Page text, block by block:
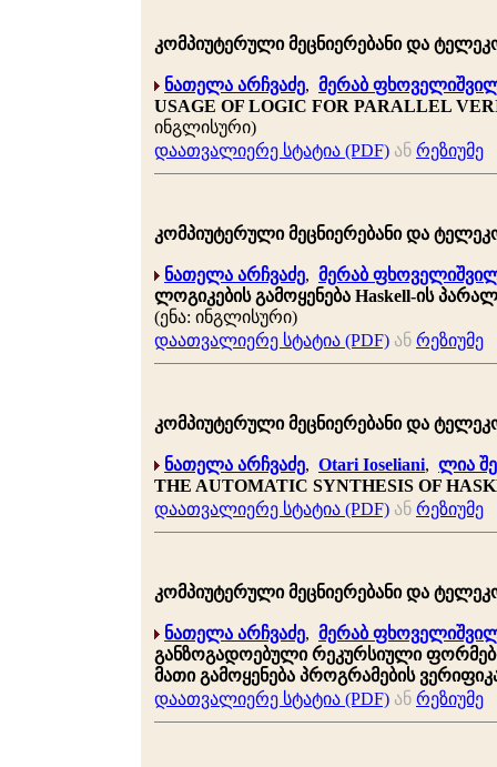
კომპიუტერული მეცნიერებანი და
ნათელა არჩვაძე, მერაბ
USAGE OF LOGIC FOR PARALLEL
ინგლისური)
დაათვალიერე სტატია (PDF) ან რეზიუმე
კომპიუტერული მეცნიერებანი და
ნათელა არჩვაძე, მერაბ
ლოგიკების გამოყენება Haskell-ის
(ენა: ინგლისური)
დაათვალიერე სტატია (PDF) ან რეზიუმე
კომპიუტერული მეცნიერებანი და
ნათელა არჩვაძე, Otari Ioseliani, ლია
THE AUTOMATIC SYNTHESIS OF
დაათვალიერე სტატია (PDF) ან რეზიუმე
კომპიუტერული მეცნიერებანი და
ნათელა არჩვაძე, მერაბ
განზოგადოებული რეკურსიული
მათი გამოყენება პროგრამების
დაათვალიერე სტატია (PDF) ან რეზიუმე